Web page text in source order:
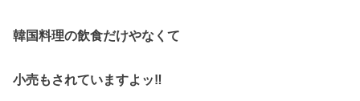
韓国料理の飲食だけやなくて
小売もされていますよッ‼